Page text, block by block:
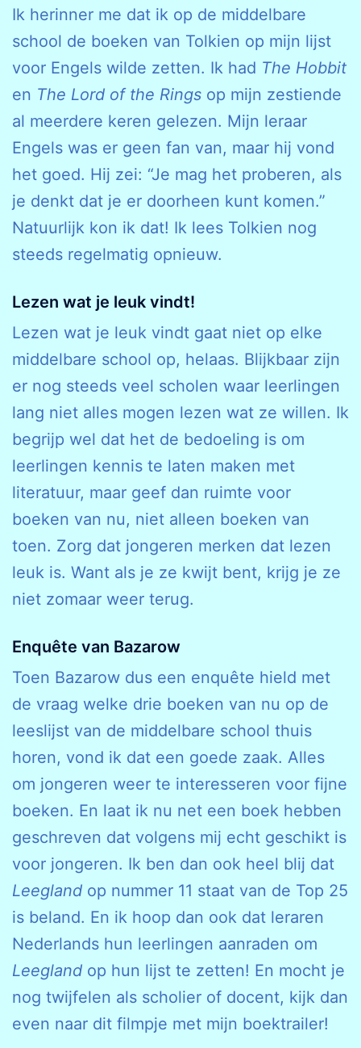
Ik herinner me dat ik op de middelbare
school de boeken van Tolkien op mijn lijst
voor Engels wilde zetten. Ik had The Hobbit
en The Lord of the Rings op mijn zestiende
al meerdere keren gelezen. Mijn leraar
Engels was er geen fan van, maar hij vond
het goed. Hij zei: “Je mag het proberen, als
je denkt dat je er doorheen kunt komen.”
Natuurlijk kon ik dat! Ik lees Tolkien nog
steeds regelmatig opnieuw.
Lezen wat je leuk vindt!
Lezen wat je leuk vindt gaat niet op elke
middelbare school op, helaas. Blijkbaar zijn
er nog steeds veel scholen waar leerlingen
lang niet alles mogen lezen wat ze willen. Ik
begrijp wel dat het de bedoeling is om
leerlingen kennis te laten maken met
literatuur, maar geef dan ruimte voor
boeken van nu, niet alleen boeken van
toen. Zorg dat jongeren merken dat lezen
leuk is. Want als je ze kwijt bent, krijg je ze
niet zomaar weer terug.
Enquête van Bazarow
Toen Bazarow dus een enquête hield met
de vraag welke drie boeken van nu op de
leeslijst van de middelbare school thuis
horen, vond ik dat een goede zaak. Alles
om jongeren weer te interesseren voor fijne
boeken. En laat ik nu net een boek hebben
geschreven dat volgens mij echt geschikt is
voor jongeren. Ik ben dan ook heel blij dat
Leegland op nummer 11 staat van de Top 25
is beland. En ik hoop dan ook dat leraren
Nederlands hun leerlingen aanraden om
Leegland op hun lijst te zetten! En mocht je
nog twijfelen als scholier of docent, kijk dan
even naar dit filmpje met mijn boektrailer!